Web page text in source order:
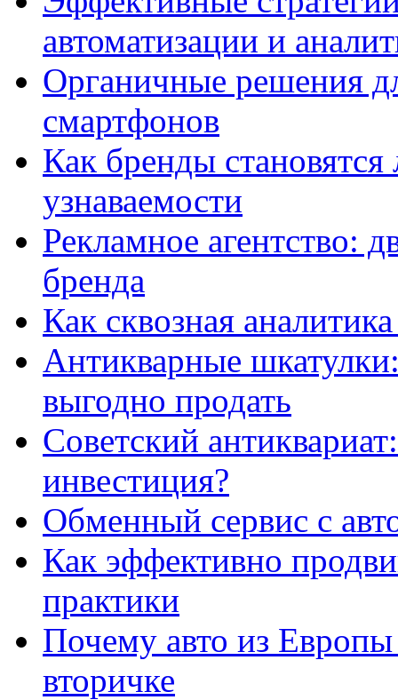
автоматизации и
Органичные решения
смартфонов
Как бренды
узнаваемости
Рекламное агентство:
бренда
Как сквозная
Антикварные
выгодно продать
Советский
инвестиция?
Обменный сервис с
Как эффективно
практики
Почему авто из
вторичке